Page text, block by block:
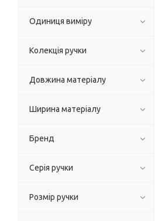
Одиниця виміру
Колекція ручки
Довжина матеріалу
Ширина матеріалу
Бренд
Серія ручки
Розмір ручки